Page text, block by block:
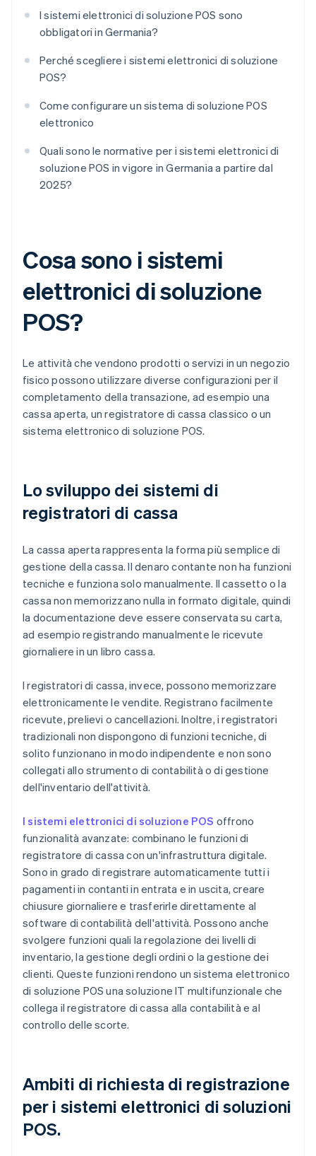
I sistemi elettronici di soluzione POS sono
obbligatori in Germania?
Perché scegliere i sistemi elettronici di soluzione
POS?
Come configurare un sistema di soluzione POS
elettronico
Quali sono le normative per i sistemi elettronici di
soluzione POS in vigore in Germania a partire dal
2025?
Cosa sono i sistemi
elettronici di soluzione
POS?
Le attività che vendono prodotti o servizi in un negozio
fisico possono utilizzare diverse configurazioni per il
completamento della transazione, ad esempio una
cassa aperta, un registratore di cassa classico o un
sistema elettronico di soluzione POS.
Lo sviluppo dei sistemi di
registratori di cassa
La cassa aperta rappresenta la forma più semplice di
gestione della cassa. Il denaro contante non ha funzioni
tecniche e funziona solo manualmente. Il cassetto o la
cassa non memorizzano nulla in formato digitale, quindi
la documentazione deve essere conservata su carta,
ad esempio registrando manualmente le ricevute
giornaliere in un libro cassa.
I registratori di cassa, invece, possono memorizzare
elettronicamente le vendite. Registrano facilmente
ricevute, prelievi o cancellazioni. Inoltre, i registratori
tradizionali non dispongono di funzioni tecniche, di
solito funzionano in modo indipendente e non sono
collegati allo strumento di contabilità o di gestione
dell'inventario dell'attività.
I sistemi elettronici di soluzione POS offrono
funzionalità avanzate: combinano le funzioni di
registratore di cassa con un'infrastruttura digitale.
Sono in grado di registrare automaticamente tutti i
pagamenti in contanti in entrata e in uscita, creare
chiusure giornaliere e trasferirle direttamente al
software di contabilità dell'attività. Possono anche
svolgere funzioni quali la regolazione dei livelli di
inventario, la gestione degli ordini o la gestione dei
clienti. Queste funzioni rendono un sistema elettronico
di soluzione POS una soluzione IT multifunzionale che
collega il registratore di cassa alla contabilità e al
controllo delle scorte.
Ambiti di richiesta di registrazione
per i sistemi elettronici di soluzioni
POS.